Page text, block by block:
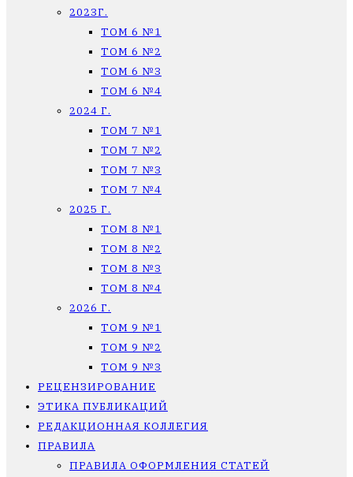
2023Г.
ТОМ 6 №1
ТОМ 6 №2
ТОМ 6 №3
ТОМ 6 №4
2024 Г.
ТОМ 7 №1
ТОМ 7 №2
ТОМ 7 №3
ТОМ 7 №4
2025 Г.
ТОМ 8 №1
ТОМ 8 №2
ТОМ 8 №3
ТОМ 8 №4
2026 Г.
ТОМ 9 №1
ТОМ 9 №2
ТОМ 9 №3
РЕЦЕНЗИРОВАНИЕ
ЭТИКА ПУБЛИКАЦИЙ
РЕДАКЦИОННАЯ КОЛЛЕГИЯ
ПРАВИЛА
ПРАВИЛА ОФОРМЛЕНИЯ СТАТЕЙ